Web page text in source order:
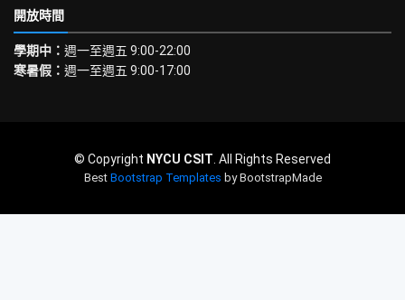
開放時間
學期中： 週一至週五 9:00-22:00
寒暑假： 週一至週五 9:00-17:00
© Copyright NYCU CSIT . All Rights Reserved
Best Bootstrap Templates by BootstrapMade